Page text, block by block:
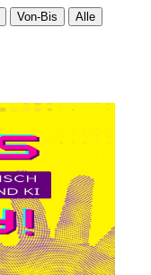
Von-Bis Alle